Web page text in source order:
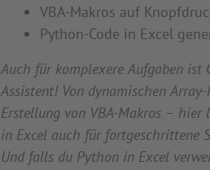
VBA-Makros auf
Python-Code in Excel
Auch für komplexere Aufgaben ist
Assistent! Von dynamischen
Erstellung von VBA-Makros –
in Excel auch für fortgeschrittene
Und falls du Python in Excel